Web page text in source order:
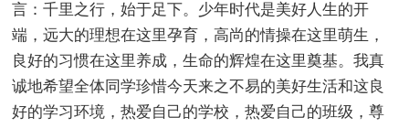
言：千里之行，始于足下。少年时代是美好人生的开
端，远大的理想在这里孕育，高尚的情操在这里萌生，
良好的习惯在这里养成，生命的辉煌在这里奠基。我真
诚地希望全体同学珍惜今天来之不易的美好生活和这良
好的学习环境，热爱自己的学校，热爱自己的班级，尊